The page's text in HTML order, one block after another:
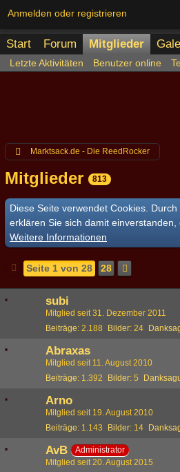
Anmelden oder registrieren
Start Forum Mitglieder
Letzte Aktivitäten Benutzer online
Marktsack.de - Die ReedRocker
Mitglieder 813
Diese Seite verwendet Cookies.
erklären Sie sich damit einverstanden,
Weitere Informationen
Seite 1 von 28 28
subi
Mitglied seit 31. Dezember 2011
Beiträge 2.188 Bilder 24
Abraxas
Mitglied seit 11. August 2010
Beiträge 1.392 Bilder 5
Arno
Mitglied seit 19. August 2010
Beiträge 1.143 Bilder 14
AvB
Administrator
Mitglied seit 20. August 2015